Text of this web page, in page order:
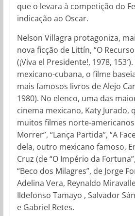
que o levara à competição do
indicação ao Oscar.
Nelson Villagra protagoniza,
nova ficção de Littín, “O
(¡Viva el Presidente!, 1978,
mexicano-cubana, o filme
mais famosos livros de Alejo
1980). No elenco, uma das
cinema mexicano, Katy Jurado,
muitos filmes norte-
Morrer”, “Lança Partida”, “A
dela, outro mexicano famoso,
Cruz (de “O Império da
“Beco dos Milagres”, de Jorge
Adelina Vera, Reynaldo
Ildefonso Tamayo , Salvador
e Gabriel Retes.